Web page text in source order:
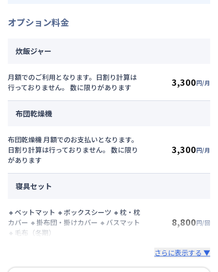
オプション料金
炊飯ジャー
月額でのご利用となります。日割り計算は
行っておりません。 数に限りがあります
3,300円/月
布団乾燥機
布団乾燥機 月額でのお支払いとなります。
日割り計算は行っておりません。 数に限り
があります
3,300円/月
寝具セット
🔸ベットマット 🔸ボックスシーツ 🔸枕・枕
カバー 🔸掛布団・掛けカバー 🔸バスマット
🔸毛布（冬期）
8,800円/回
さらに表示する ▼